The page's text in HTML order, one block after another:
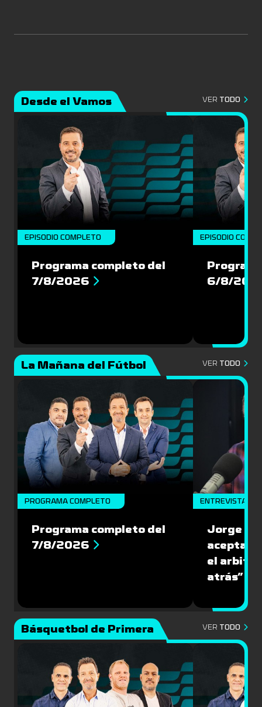
Desde el Vamos VER TODO
EPISODIO COMPLETO
Programa completo del
7/8/2026
EPISODIO
6/8/
La Mañana del Fútbol VER TODO
PROGRAMA COMPLETO
Programa completo del
7/8/2026
ENTREVISTA
Jorge
aceptar
el
atrás”
Básquetbol de Primera VER TODO